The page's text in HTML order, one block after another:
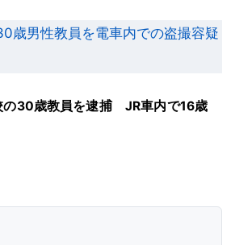
の30歳教員を逮捕 JR車内で16歳